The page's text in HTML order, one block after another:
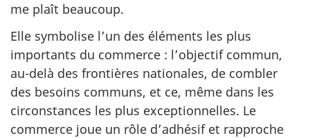
me plaît beaucoup.
Elle symbolise l’un des éléments les plus
importants du commerce : l’objectif commun,
au-delà des frontières nationales, de combler
des besoins communs, et ce, même dans les
circonstances les plus exceptionnelles. Le
commerce joue un rôle d’adhésif et rapproche